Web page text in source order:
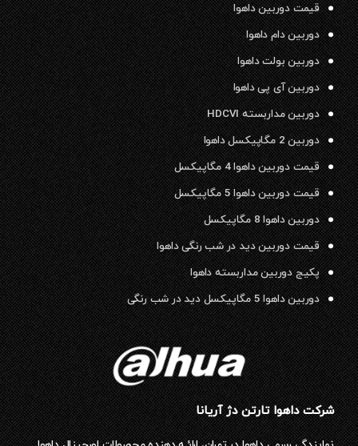
قیمت دوربین داهوا
دوربین دام داهوا
دوربین بولت داهوا
دوربین آی پی داهوا
دوربین مداربسته HDCVI
دوربین 2 مگاپیکسل داهوا
قیمت دوربین داهوا 4 مگاپیکسل
قیمت دوربین داهوا 5 مگاپیکسل
دوربین داهوا 8 مگاپیکسل
قیمت دوربین دید در شب رنگی داهوا
پکیج دوربین مداربسته داهوا
دوربین داهوا 5 مگاپیکسل دید در شب رنگی
شرکت داهوا تارتن دژ آریانا